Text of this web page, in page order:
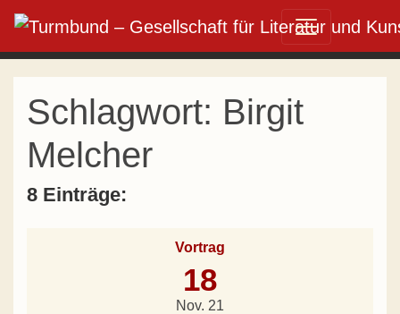
Hauptnavigation
Schlagwort: Birgit
Melcher
8 Einträge:
Vortrag
18
Nov. 21